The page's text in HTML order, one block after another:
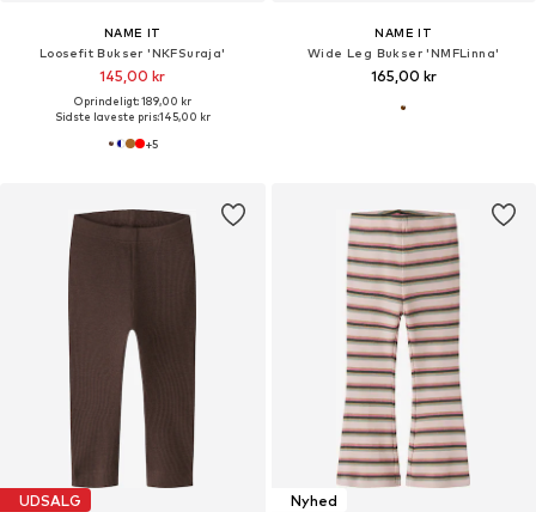
NAME IT
Loosefit Bukser 'NKFSuraja'
145,00 kr
Oprindeligt: 189,00 kr
Sidste laveste pris:145,00 kr
+5
NAME IT
Wide Leg Bukser 'NMFLinna'
165,00 kr
UDSALG Nyhed